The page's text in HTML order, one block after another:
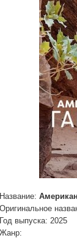
Название:
Оригинальное
Год выпуска: 2025
Жанр: